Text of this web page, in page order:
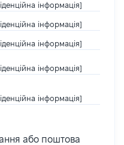
інформація]
інформація]
інформація]
інформація]
інформація]
або поштова